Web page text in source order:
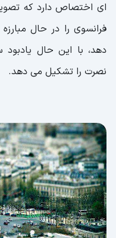
ای اختصاص دارد که
فرانسوی را در حال
دهد، با این حال
نصرت را تشکیل می دهد.